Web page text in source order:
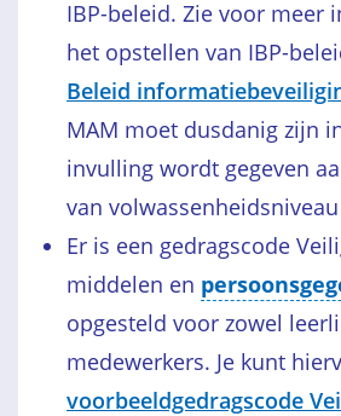
IBP-beleid. Zie voor meer
het opstellen van IBP-
Beleid
MAM moet dusdanig zijn
invulling wordt gegeven
van
Er is een gedragscode
middelen en
opgesteld voor zowel
medewerkers. Je kunt
voorbeeldgedragscode